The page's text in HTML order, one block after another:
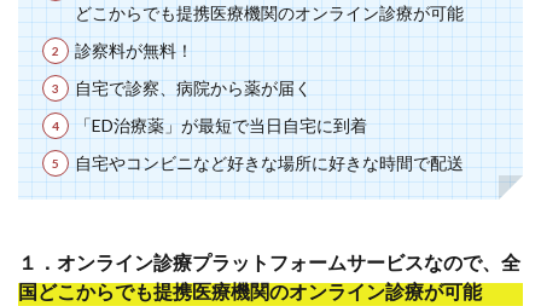
どこからでも提携医療機関のオンライン診療が可能
診察料が無料！
自宅で診察、病院から薬が届く
「ED治療薬」が最短で当日自宅に到着
自宅やコンビニなど好きな場所に好きな時間で配送
１．オンライン診療プラットフォームサービスなので、全
国どこからでも提携医療機関のオンライン診療が可能